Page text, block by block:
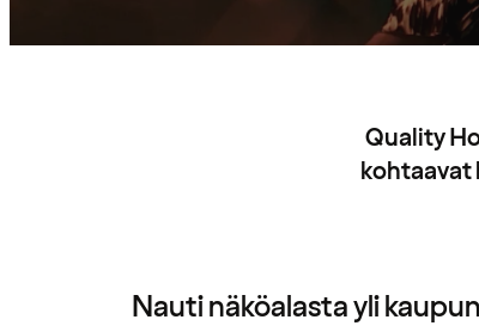
Quality
kohtaavat
Nauti näköalasta yli